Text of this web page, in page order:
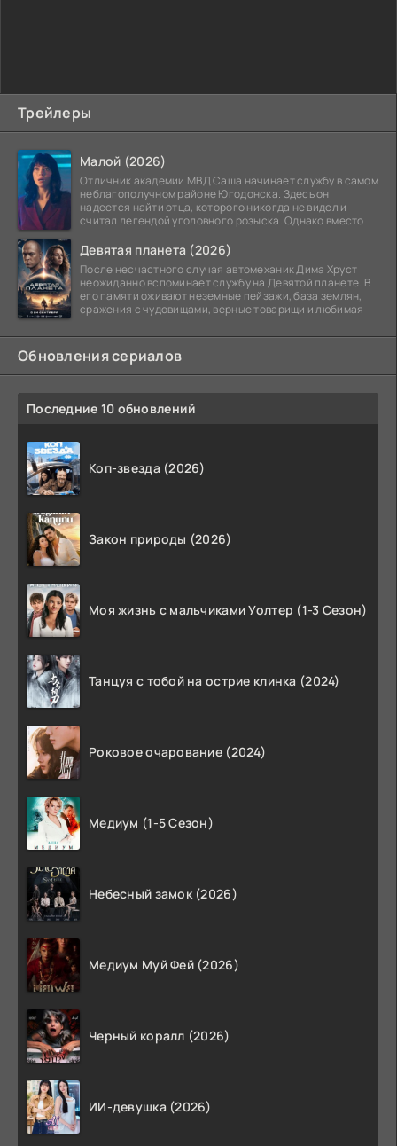
Трейлеры
Малой (2026)
Отличник академии МВД Саша начинает службу в самом
неблагополучном районе Югодонска. Здесь он
надеется найти отца, которого никогда не видел и
считал легендой уголовного розыска. Однако вместо
Девятая планета (2026)
После несчастного случая автомеханик Дима Хруст
неожиданно вспоминает службу на Девятой планете. В
его памяти оживают неземные пейзажи, база землян,
сражения с чудовищами, верные товарищи и любимая
Обновления сериалов
Последние 10 обновлений
Коп-звезда (2026)
Закон природы (2026)
Моя жизнь с мальчиками Уолтер (1-3 Сезон)
Танцуя с тобой на острие клинка (2024)
Роковое очарование (2024)
Медиум (1-5 Сезон)
Небесный замок (2026)
Медиум Муй Фей (2026)
Черный коралл (2026)
ИИ-девушка (2026)